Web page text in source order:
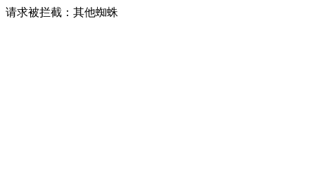
请求被拦截：其他蜘蛛